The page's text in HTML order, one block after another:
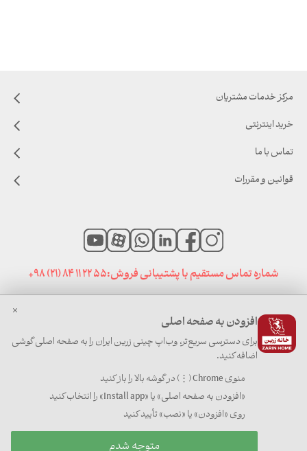
مرکز خدمات مشتریان
خرید اینترنتی
تماس با ما
قوانین و مقررات
شماره تماس مستقیم با پشتیبانی فروش:+98 (21) 84 11 22 55
صفحه نخست | اخبار خانه زرین
کلیه حقوق برای چینی زرین ایران محفوظ است
چینی زرین ایران |
1405
افزودن به صفحه اصلی
برای دسترسی سریع‌تر، وب‌اپ چینی زرین ایران را به صفحه اصلی گوشی
اضافه کنید.
منوی Chrome (⋮) در گوشه بالا را باز کنید
«افزودن به صفحه اصلی» یا «Install app» را انتخاب کنید
روی «افزودن» یا «نصب» تأیید کنید
متوجه شدم